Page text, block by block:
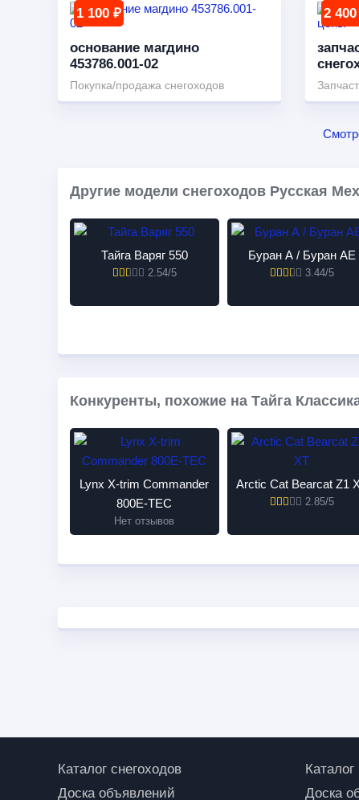
1 100 ₽
основание магдино
453786.001-02
Покупка/продажа снегоходов
2
Другие модели снегоходов Русская
Тайга Варяг 550
2.54/5
Буран А / Буран АЕ
3.44/5
Конкуренты, похожие на Тайга
Lynx X-trim Commander
800E-TEC
Нет отзывов
Arctic Cat Bearcat Z1
2.85/5
Каталог снегоходов
Доска объявлений
Доска